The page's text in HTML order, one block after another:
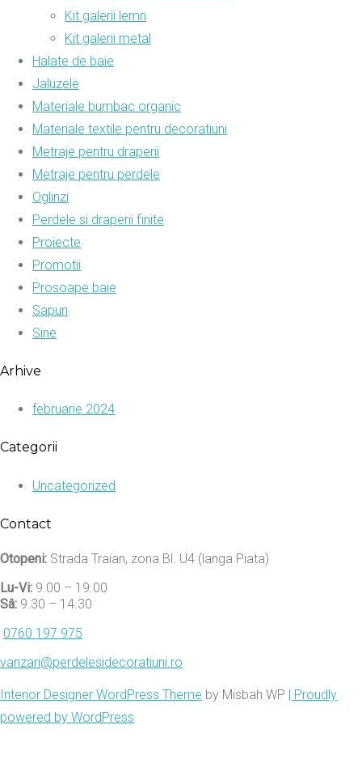
Kit galerii lemn
Kit galerii metal
Halate de baie
Jaluzele
Materiale bumbac organic
Materiale textile pentru decoratiuni
Metraje pentru draperii
Metraje pentru perdele
Oglinzi
Perdele si draperii finite
Proiecte
Promotii
Prosoape baie
Sapun
Sine
Arhive
februarie 2024
Categorii
Uncategorized
Contact
Otopeni: Strada Traian, zona Bl. U4 (langa Piata)
Lu-Vi: 9.00 – 19.00
Sâ: 9.30 – 14.30
0760 197 975
vanzari@perdelesidecoratiuni.ro
Interior Designer WordPress Theme by Misbah WP
| Proudly
powered by WordPress